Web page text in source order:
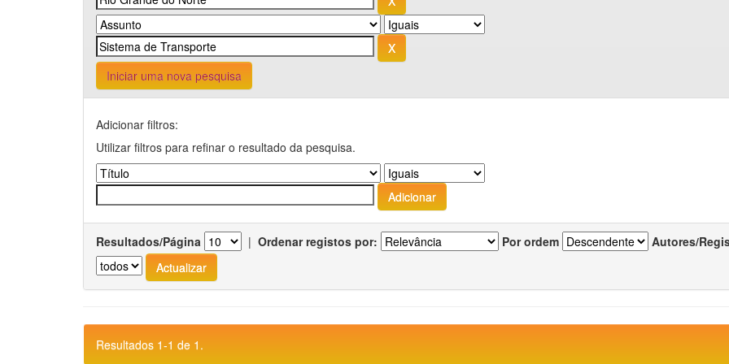
Iniciar uma nova pesquisa
Adicionar filtros:
Utilizar filtros para refinar o resultado da pesquisa.
Resultados/Página | Ordenar registos por: Por ordem Autores/
Resultados 1-1 de 1.